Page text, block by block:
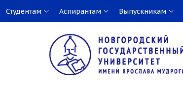
Студентам Аспирантам Выпускникам